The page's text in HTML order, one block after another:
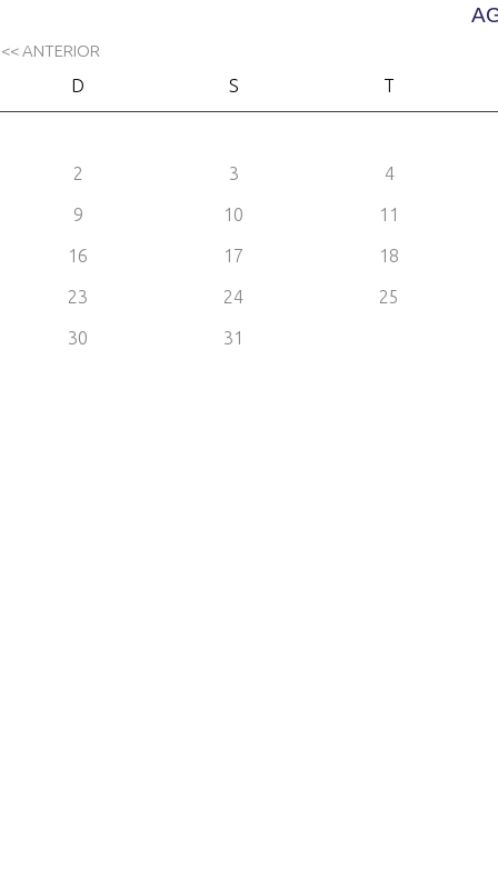
<< ANTERIOR
D S T
2 3 4
9 10 11
16 17 18
23 24 25
30 31